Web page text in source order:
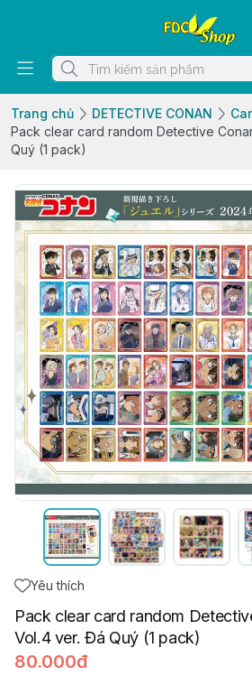
Trang chủ DETECTIVE CONAN
Pack clear card random Detective
Quý (1 pack)
Yêu thích
Pack clear card random
Vol.4 ver. Đá Quý (1 pack)
80.000đ